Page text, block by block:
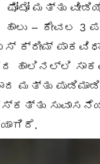
ಮತ್ತು
– ಕೇವಲ 3
ಹಾಲಿನಲ್ಲಿ
ಮತ್ತು